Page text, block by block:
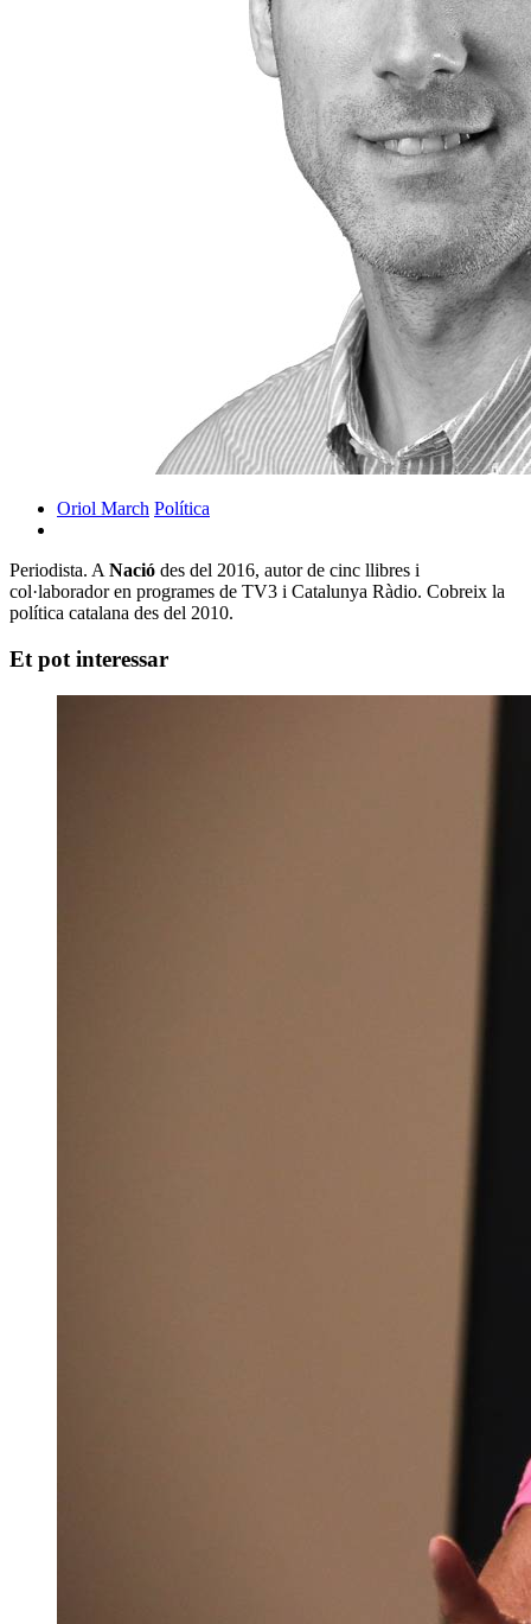
Oriol March Política
Periodista. ANació des del 2016, autor de cinc llibres i
col·laborador en programes de TV3 i Catalunya Ràdio. Cobreix la
política catalana des del 2010.
Et pot interessar